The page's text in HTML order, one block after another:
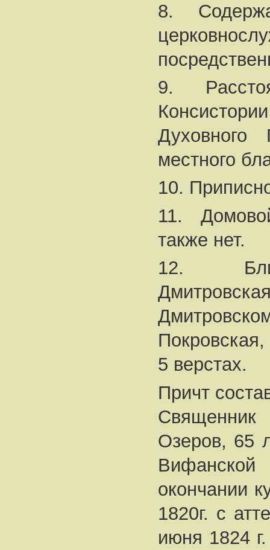
8.
9.
местного
10.
11.
также нет.
12.
5 верстах.
Причт
Озеров, 65
окончании
1820г. с
июня 1824